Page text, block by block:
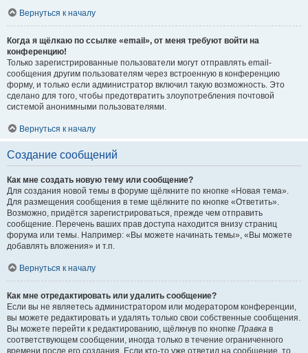
Вернуться к началу
Когда я щёлкаю по ссылке «email», от меня требуют войти на
конференцию!
Только зарегистрированные пользователи могут отправлять email-
сообщения другим пользователям через встроенную в конференцию
форму, и только если администратор включил такую возможность. Это
сделано для того, чтобы предотвратить злоупотребления почтовой
системой анонимными пользователями.
Вернуться к началу
Создание сообщений
Как мне создать новую тему или сообщение?
Для создания новой темы в форуме щёлкните по кнопке «Новая тема».
Для размещения сообщения в теме щёлкните по кнопке «Ответить».
Возможно, придётся зарегистрироваться, прежде чем отправить
сообщение. Перечень ваших прав доступа находится внизу страниц
форума или темы. Например: «Вы можете начинать темы», «Вы можете
добавлять вложения» и т.п.
Вернуться к началу
Как мне отредактировать или удалить сообщение?
Если вы не являетесь администратором или модератором конференции,
вы можете редактировать и удалять только свои собственные сообщения.
Вы можете перейти к редактированию, щёлкнув по кнопке Правка в
соответствующем сообщении, иногда только в течение ограниченного
времени после его создания. Если кто-то уже ответил на сообщение, то